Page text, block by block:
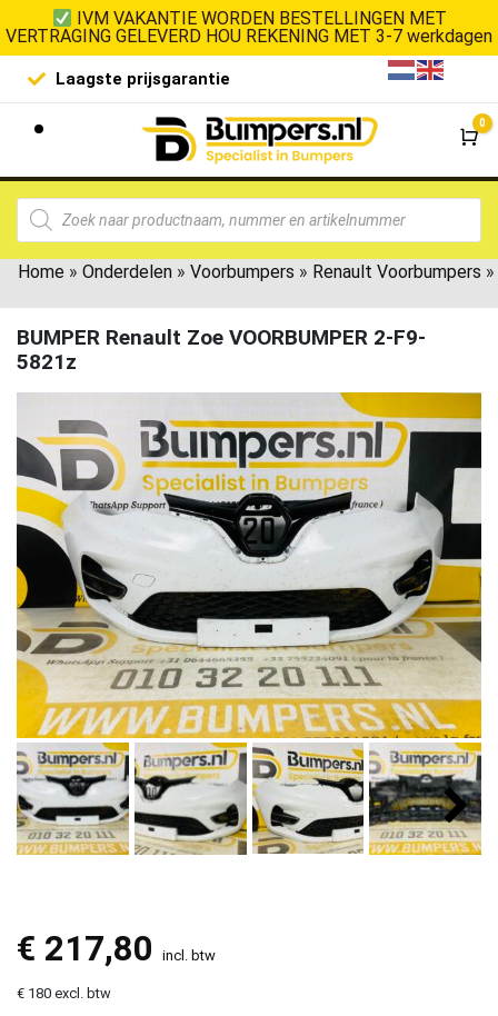
IVM VAKANTIE WORDEN BESTELLINGEN MET
VERTRAGING GELEVERD HOU REKENING MET 3-7 werkdagen
Laagste prijsgarantie De
0
Home » Onderdelen » Voorbumpers » Renault Voorbumpers »
BUMPER Renault Zoe VOORBUMPER 2-F9-
5821z
€ 217,80 incl. btw
€ 180 excl. btw